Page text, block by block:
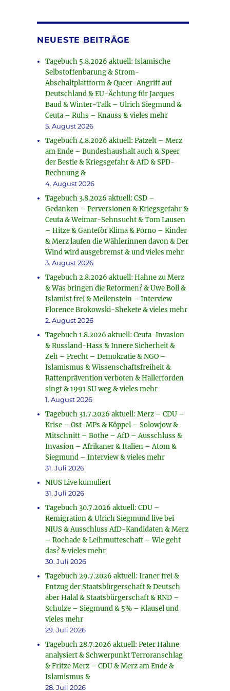
NEUESTE BEITRÄGE
Tagebuch 5.8.2026 aktuell: Islamische
Selbstoffenbarung & Strom-
Abschaltplattform & Queer-Angriff auf
Deutschland & EU-Ächtung für Jacques
Baud & Winter-Talk – Ulrich Siegmund &
Ceuta – Ruhs – Knauss & vieles mehr
5. August 2026
Tagebuch 4.8.2026 aktuell: Patzelt – Merz
am Ende – Bundeshaushalt auch & Speer
der Bestie & Kriegsgefahr & AfD & SPD-
Rechnung &
4. August 2026
Tagebuch 3.8.2026 aktuell: CSD –
Gedanken – Perversionen & Kriegsgefahr &
Ceuta & Weimar-Sehnsucht & Tom Lausen
– Hitze & Ganteför Klima & Porno – Kinder
& Merz laufen die Wählerinnen davon & Der
Wind wird ausgebremst & und vieles mehr
3. August 2026
Tagebuch 2.8.2026 aktuell: Hahne zu Merz
& Was bringen die Reformen? & Uwe Boll &
Islamist frei & Meilenstein – Interview
Florence Brokowski-Shekete & vieles mehr
2. August 2026
Tagebuch 1.8.2026 aktuell: Ceuta-Invasion
& Russland-Hass & Innere Sicherheit &
Zeh – Precht – Demokratie & NGO –
Islamismus & Wissenschaftsfreiheit &
Rattenprävention verboten & Hallerforden
singt & 1991 SU weg & vieles mehr
1. August 2026
Tagebuch 31.7.2026 aktuell: Merz – CDU –
Krise – Ost-MPs & Köppel – Solowjow &
Mitschnitt – Bothe – AfD – Ausschluss &
Invasion – Afrikaner & Italien – Atom &
Siegmund – Interview & vieles mehr
31. Juli 2026
NIUS Live kumuliert
31. Juli 2026
Tagebuch 30.7.2026 aktuell: CDU –
Remigration & Ulrich Siegmund live bei
NIUS & Ausschluss AfD-Kandidaten & Merz
– Rochade & Leihmutteschaft – Wie geht
das? & vieles mehr
30. Juli 2026
Tagebuch 29.7.2026 aktuell: Iraner frei &
Entzug der Staatsbürgerschaft & Deutsch
aber Halal & Staatsbürgerschaft & RND –
Schulze – Siegmund & 5% – Klausel und
vieles mehr
29. Juli 2026
Tagebuch 28.7.2026 aktuell: Peter Hahne
analysiert & Schwerpunkt Terroranschlag
& Fritze Merz – CDU & Merz am Ende &
Islamismus &
28. Juli 2026